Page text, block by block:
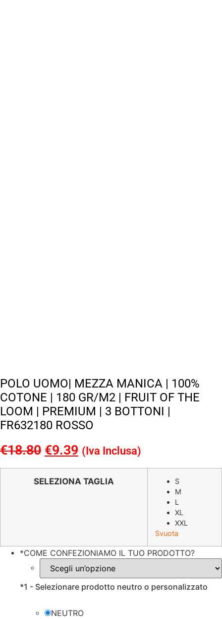
POLO UOMO| MEZZA MANICA | 100%
COTONE | 180 GR/M2 | FRUIT OF THE
LOOM | PREMIUM | 3 BOTTONI |
FR632180 ROSSO
€18.80 Il
prezzo
originale
€9.39 Il
prezzo
attuale
(Iva Inclusa)
SELEZIONA TAGLIA
S
M
L
XL
XXL
Svuota
*COME CONFEZIONIAMO IL TUO PRODOTTO?
*1 - Selezionare prodotto neutro o personalizzato
NEUTRO